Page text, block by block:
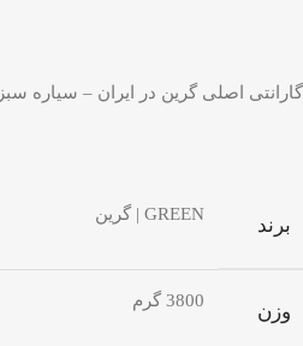
گارانتی اصلی گرین در ایران – سیاره سبز
برند GREEN | گرین
وزن 3800 گرم